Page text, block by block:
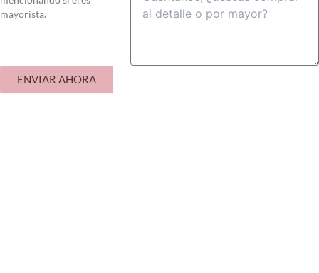
mayorista.
ENVIAR AHORA